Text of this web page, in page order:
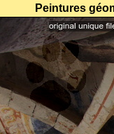
Peintures